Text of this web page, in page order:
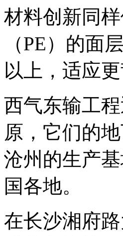
材料创新同
（PE）的面
以上，适应
西气东输工
原，它们的
沧州的生产
国各地。
在长沙湘府